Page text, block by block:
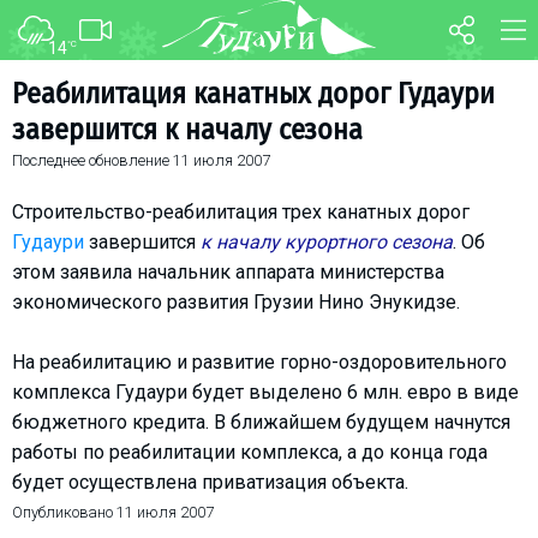
14°C
Реабилитация канатных дорог Гудаури
завершится к началу сезона
Последнее обновление 11 июля 2007
Строительство-реабилитация трех канатных дорог
Гудаури завершится к началу курортного сезона. Об
этом заявила начальник аппарата министерства
экономического развития Грузии Нино Энукидзе.
На реабилитацию и развитие горно-оздоровительного
комплекса Гудаури будет выделено 6 млн. евро в виде
бюджетного кредита. В ближайшем будущем начнутся
работы по реабилитации комплекса, а до конца года
будет осуществлена приватизация объекта.
Опубликовано 11 июля 2007
ФОРУМ КАРТА
WEBCAM
О курорте
Схема трасс
Ски-пасс
Инструкторы
Прокат
Ски-сервис
Дети в Гудаури
Развлечения
Календарь событий
Телеграм-канал
Гудаури